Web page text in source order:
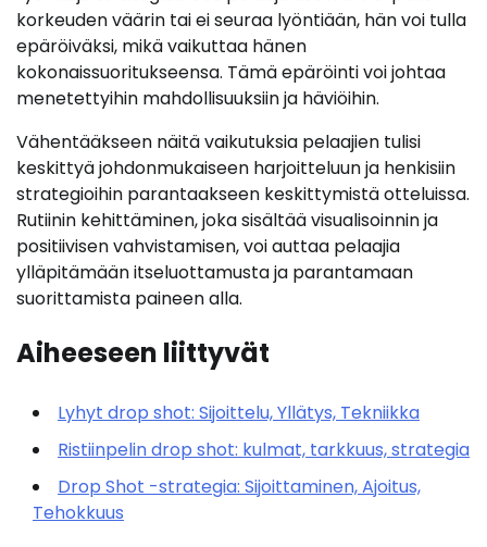
korkeuden väärin tai ei seuraa lyöntiään, hän voi tulla
epäröiväksi, mikä vaikuttaa hänen
kokonaissuoritukseensa. Tämä epäröinti voi johtaa
menetettyihin mahdollisuuksiin ja häviöihin.
Vähentääkseen näitä vaikutuksia pelaajien tulisi
keskittyä johdonmukaiseen harjoitteluun ja henkisiin
strategioihin parantaakseen keskittymistä otteluissa.
Rutiinin kehittäminen, joka sisältää visualisoinnin ja
positiivisen vahvistamisen, voi auttaa pelaajia
ylläpitämään itseluottamusta ja parantamaan
suorittamista paineen alla.
Aiheeseen liittyvät
Lyhyt drop shot: Sijoittelu, Yllätys, Tekniikka
Ristiinpelin drop shot: kulmat, tarkkuus, strategia
Drop Shot -strategia: Sijoittaminen, Ajoitus,
Tehokkuus